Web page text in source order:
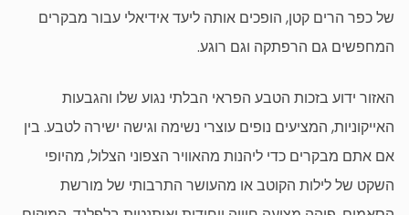
של כפר הרים קטן, הופכים אותה ליעד אידיאלי עבור מבקרים
המחפשים גם הרפתקה וגם רוגע.
האזור ידוע בזכות הטבע הפראי הבלתי נגוע שלו והגבעות
האייקוניות, המציעים נופים עוצרי נשימה וגישה ישירה לטבע. בין
אם אתם מבקרים כדי ליהנות מהאוויר הצפוני הצלול, מהיופי
השקט של לילות הקוטב או מהעושר התרבותי של מורשת